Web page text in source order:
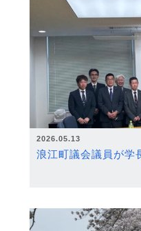
2026.05.13
浪江町議会議員が学